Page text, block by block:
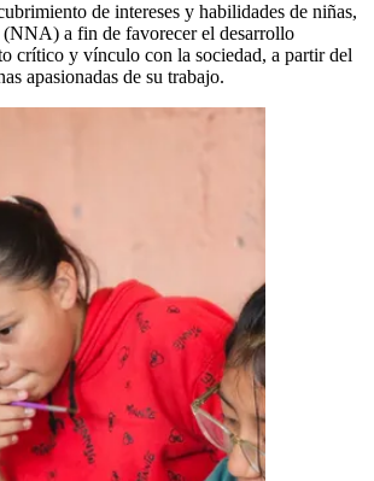
de intereses y habilidades de niñas,
(NNA) a fin de favorecer el desarrollo
crítico y vínculo con la sociedad, a partir del
apasionadas de su trabajo.